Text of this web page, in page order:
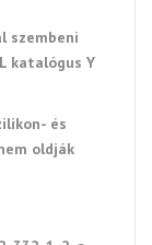
szembeni
katalógus Y
és
oldják